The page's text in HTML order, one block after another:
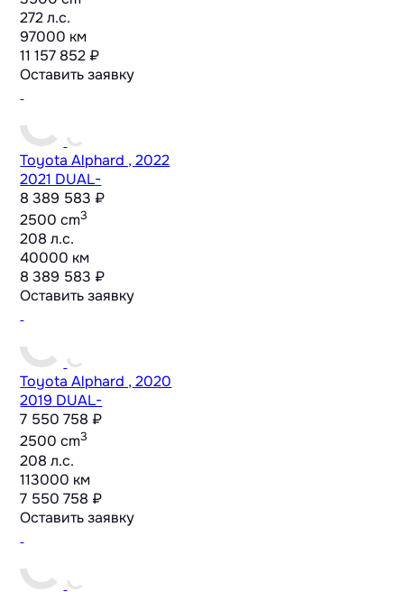
272 л.с.
97000 км
11 157 852 ₽
Оставить заявку
Toyota Alphard , 2022
2021 DUAL-
8 389 583 ₽
2500 cm3
208 л.с.
40000 км
8 389 583 ₽
Оставить заявку
Toyota Alphard , 2020
2019 DUAL-
7 550 758 ₽
2500 cm3
208 л.с.
113000 км
7 550 758 ₽
Оставить заявку